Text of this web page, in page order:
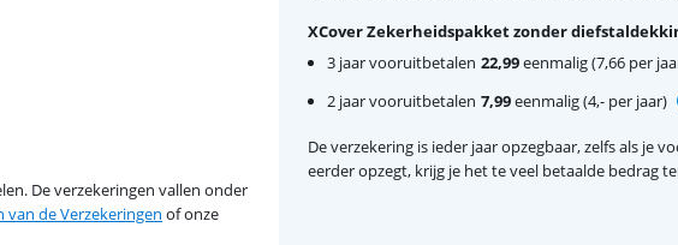
De verzekeringen vallen onder
van de Verzekeringen of onze
XCover Zekerheidspakket zonder
3 jaar vooruitbetalen 22,99eenmalig (7,66 per
2 jaar vooruitbetalen 7,99eenmalig (4,- per jaar)
De verzekering is ieder jaar opzegbaar, zelfs als je
eerder opzegt, krijg je het te veel betaalde bedrag